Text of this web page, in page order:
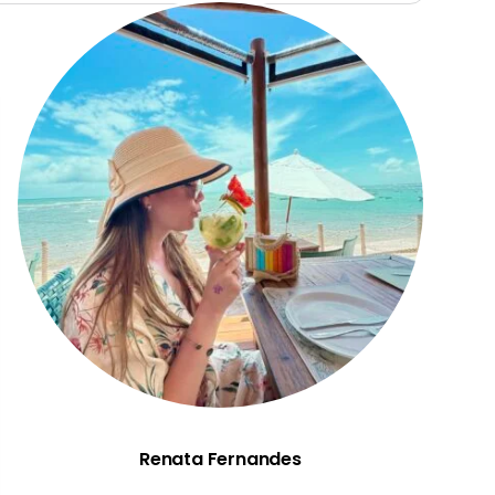
Renata Fernandes
Renata Fernandes